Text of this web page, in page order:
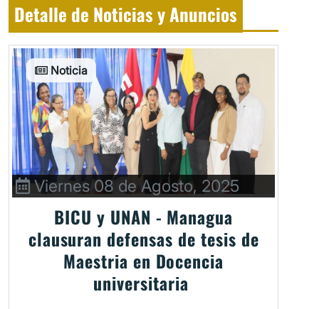
Detalle de Noticias y Anuncios
Noticia
Viernes 08 de Agosto, 2025
BICU y UNAN - Managua
clausuran defensas de tesis de
Maestria en Docencia
universitaria